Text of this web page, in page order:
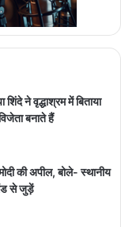
ने वृद्धाश्रम में बिताया
बनाते हैं
की अपील, बोले- स्थानीय
से जुड़ें